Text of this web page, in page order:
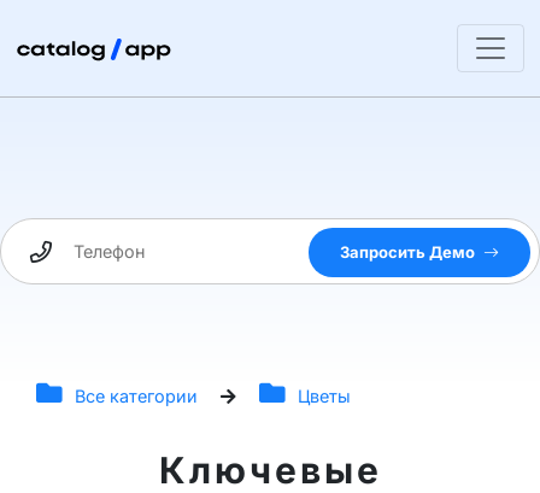
Запросить Демо
Все категории Цветы
Ключевые